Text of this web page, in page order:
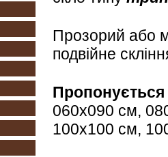
Прозорий або
подвійне
060х090 см,
100х100 см,